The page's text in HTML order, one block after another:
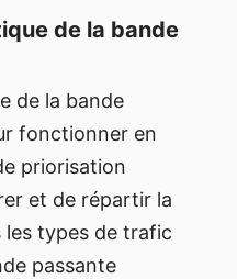
de la bande
de la bande
fonctionner en
priorisation
et de répartir la
les types de trafic
passante